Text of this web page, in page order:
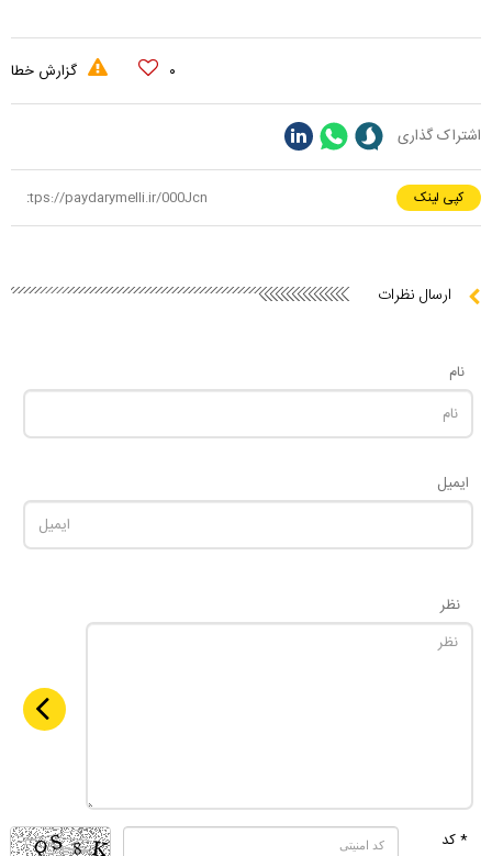
۰ گزارش خطا
اشتراک گذاری
کپی لینک
ارسال نظرات
نام
ایمیل
نظر
* کد